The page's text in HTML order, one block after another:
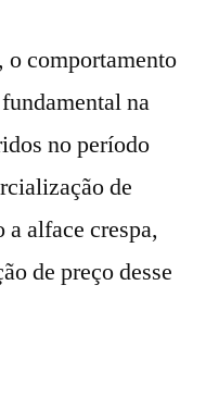
o comportamento
na
no período
de
alface crespa,
de preço desse